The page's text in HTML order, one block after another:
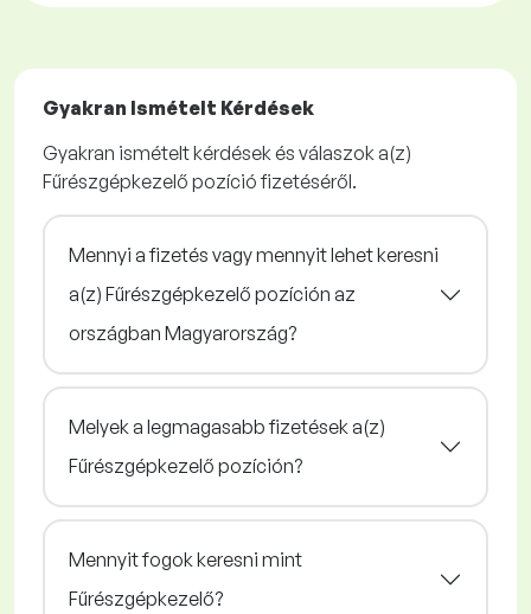
Gyakran Ismételt Kérdések
Gyakran ismételt kérdések és válaszok a(z)
Fűrészgépkezelő pozíció fizetéséről.
Mennyi a fizetés vagy mennyit lehet keresni
a(z) Fűrészgépkezelő pozíción az
országban Magyarország?
Melyek a legmagasabb fizetések a(z)
Fűrészgépkezelő pozíción?
Mennyit fogok keresni mint
Fűrészgépkezelő?